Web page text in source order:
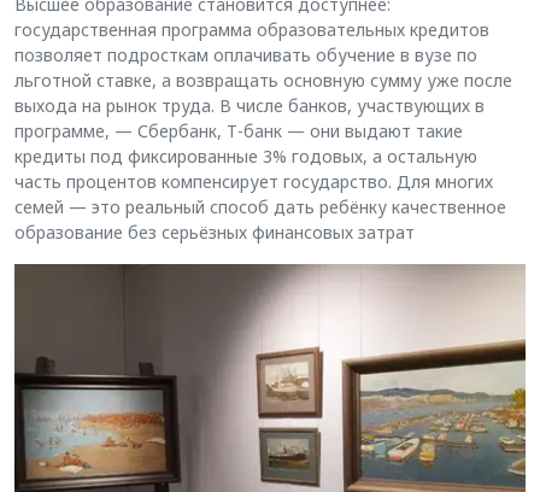
государственная программа образовательных кредитов
позволяет подросткам оплачивать обучение в вузе по
льготной ставке, а возвращать основную сумму уже после
выхода на рынок труда. В числе банков, участвующих в
программе, — Сбербанк, Т-банк — они выдают такие
кредиты под фиксированные 3% годовых, а остальную
часть процентов компенсирует государство. Для многих
семей — это реальный способ дать ребёнку качественное
образование без серьёзных финансовых затрат